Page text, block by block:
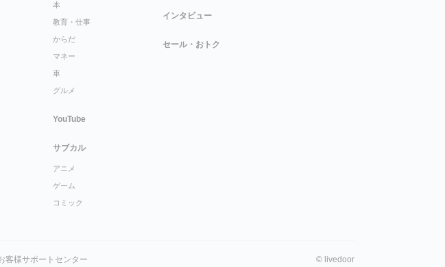
本
教育・仕事
からだ
マネー
車
グルメ
YouTube
サブカル
アニメ
ゲーム
コミック
インタビュー
セール・おトク
客様サポートセンター © livedoor